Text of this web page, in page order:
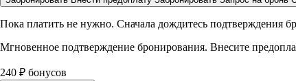
Пока платить не нужно. Сначала дождитесь подтверждения
Мгновенное подтверждение бронирования. Внесите
240 ₽ бонусов